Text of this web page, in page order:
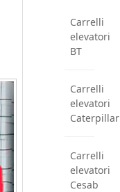
Carrelli
elevatori
BT
Carrelli
elevatori
Caterpillar
Carrelli
elevatori
Cesab